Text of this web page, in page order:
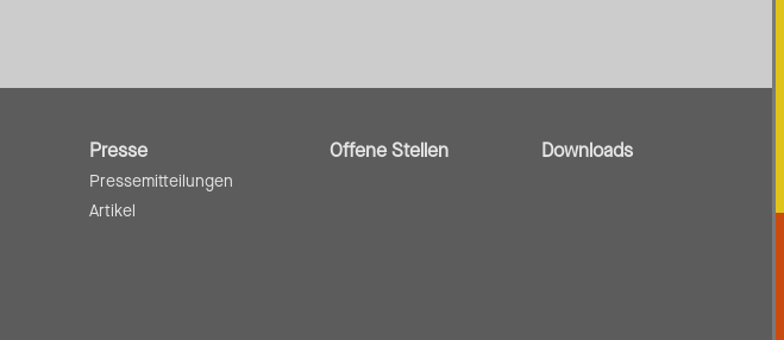
Presse
Pressemitteilungen
Artikel
Offene Stellen Downloads